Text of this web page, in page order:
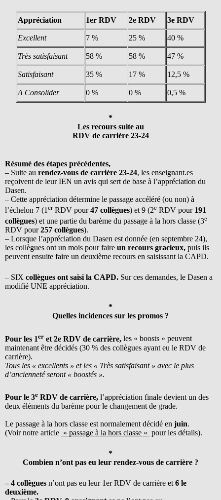
Appréciation 1er RDV 2e RDV 3e RDV
Excellent 7 % 25 % 40 %
Très satisfaisant 58 % 58 % 47 %
Satisfaisant 35 % 17 % 12,5 %
A Consolider 0 % 0 % 0,5 %
*
Les recours suite au
RDV de carrière 23-24
Résumé des étapes précédentes,
– Suite au rendez-vous de carrière 23-24, les enseignant.es
reçoivent de leur IEN un avis qui sert de base à l’appréciation du
Dasen.
– Cette appréciation détermine le passage accéléré (ou non) à
l’échelon 7 (1 erRDV pour47 collègues) et 9 (2e RDV pour 191
collègues) et une partie du barème du passage à la hors classe (3e
RDV pour257 collègues).
– Lorsque l’appréciation du Dasen est donnée (en septembre 24),
les collègues ont un mois pour faire un recours gracieux, puis ils
peuvent ensuite faire un deuxième recours en saisissant la CAPD.
– SIX collègues ont saisi la CAPD. Sur ces demandes, le Dasen a
modifié UNE appréciation.
*
Quelles incidences sur les promos ?
Pour les 1er et 2e RDV de carrière, les « boosts » peuvent
maintenant être décidés (30 % des collègues ayant eu le RDV de
carrière).
Tous les « excellents » et les « Très satisfaisant » avec le plus
d’ancienneté seront « boostés ».
Pour le 3e RDV de carrière, l’appréciation finale devient un des
deux éléments du barème pour le changement de grade.
Le passage à la hors classe est normalement décidé en juin.
(Voir notre article » passage à la hors classe « pour les détails).
*
Combien n’ont pas eu leur rendez-vous de carrière ?
– 4 collègues n’ont pas eu leur 1er RDV de carrière et 6 le
deuxième.